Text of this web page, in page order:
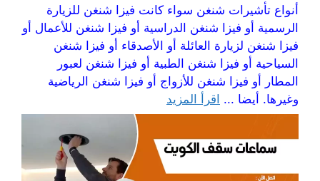
أنواع تأشيرات شنغن سواء كانت فيزا شنغن للزيارة
الرسمية أو فيزا شنغن الدراسية أو فيزا شنغن للأعمال أو
فيزا شنغن لزيارة العائلة أو الأصدقاء أو فيزا شنغن
السياحية أو فيزا شنغن الطبية أو فيزا شنغن لعبور
المطار أو فيزا شنغن للأزواج أو فيزا شنغن الرياضية
وغيرها. أيضا ... اقرأ المزيد